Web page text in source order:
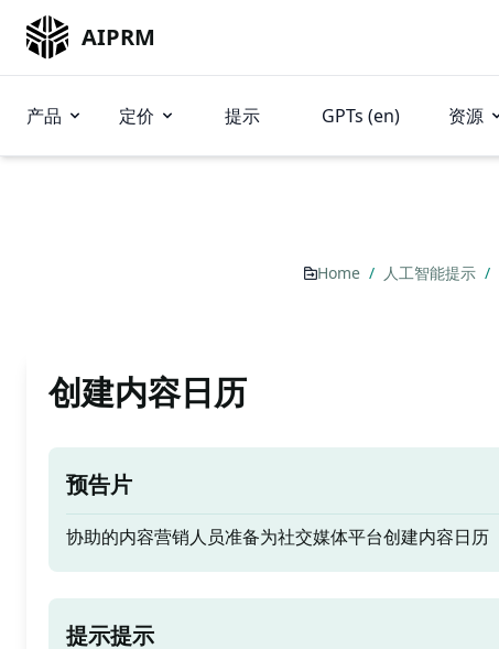
AIPRM
产品 定价 提示 GPTs (en) 资源
Home / 人工智能提示 /
创建内容日历
预告片
协助的内容营销人员准备为社交媒体平台创建内容日历
提示提示